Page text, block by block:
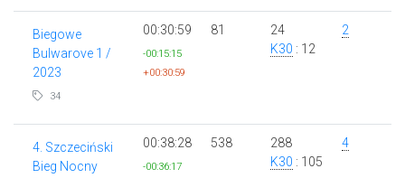
Biegowe
Bulwarove 1 /
2023
34
00:30:59
-00:15:15
+00:30:59
81
24
K30 : 12
2
4. Szczeciński
Bieg Nocny
00:38:28
-00:36:17
538
288
K30 : 105
4